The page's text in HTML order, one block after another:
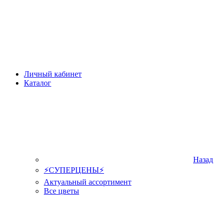
Личный кабинет
Каталог
Назад
⚡СУПЕРЦЕНЫ⚡
Актуальный ассортимент
Все цветы